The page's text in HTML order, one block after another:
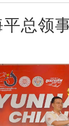
总领